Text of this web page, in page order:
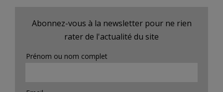
Abonnez-vous à la newsletter pour ne rien
rater de l'actualité du site
Prénom ou nom complet